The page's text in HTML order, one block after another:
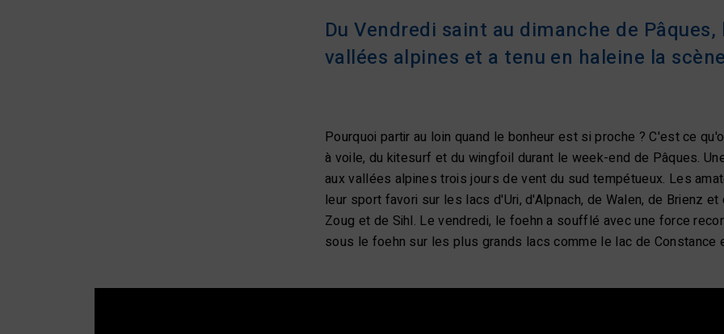
Du Vendredi saint au dimanche de
vallées alpines et a tenu en haleine la
Pourquoi partir au loin quand le bonheur est si proche ? C'est ce
à voile, du kitesurf et du wingfoil durant le week-end de Pâques.
aux vallées alpines trois jours de vent du sud tempétueux. Les
leur sport favori sur les lacs d'Uri, d'Alpnach, de Walen, de Brienz
Zoug et de Sihl. Le vendredi, le foehn a soufflé avec une force
sous le foehn sur les plus grands lacs comme le lac de Constance